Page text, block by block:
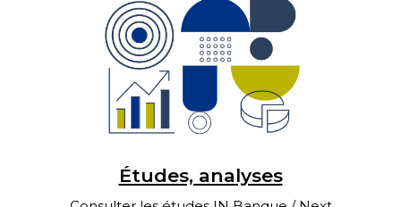
Études, analyses